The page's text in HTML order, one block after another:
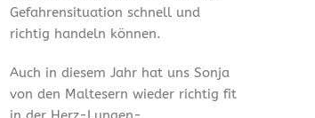
Gefahrensituation schnell und
richtig handeln können.
Auch in diesem Jahr hat uns Sonja
von den Maltesern wieder richtig fit